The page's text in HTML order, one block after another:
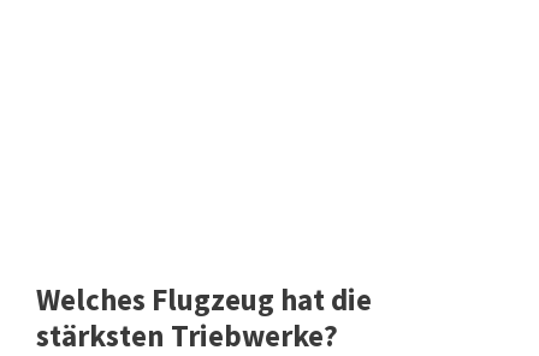
Welches Flugzeug hat die
stärksten Triebwerke?